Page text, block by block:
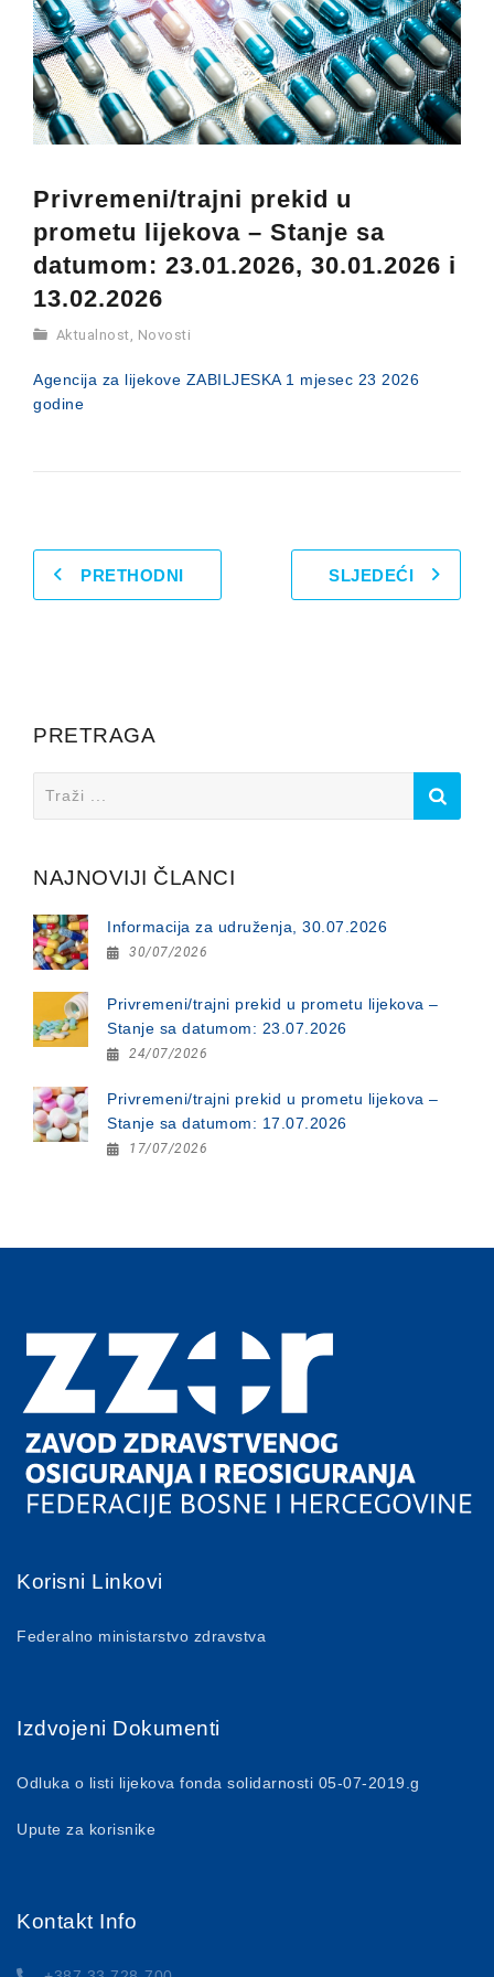
Privremeni/trajni prekid u
prometu lijekova – Stanje sa
datumom: 23.01.2026, 30.01.2026 i
13.02.2026
Aktualnost Novosti
Agencija za lijekove ZABILJESKA 1 mjesec 23 2026
godine
PRETHODNI SLJEDEĆI
PRETRAGA
NAJNOVIJI ČLANCI
Informacija za udruženja, 30.07.2026
30/07/2026
Privremeni/trajni prekid u prometu lijekova –
Stanje sa datumom: 23.07.2026
24/07/2026
Privremeni/trajni prekid u prometu lijekova –
Stanje sa datumom: 17.07.2026
17/07/2026
Korisni Linkovi
Federalno ministarstvo zdravstva
Izdvojeni Dokumenti
Odluka o listi lijekova fonda solidarnosti 05-07-2019.g
Upute za korisnike
Kontakt Info